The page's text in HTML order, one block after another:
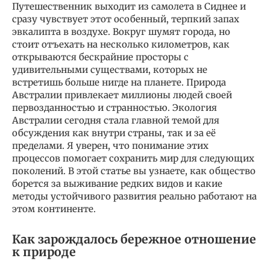
Путешественник выходит из самолета в Сиднее и
сразу чувствует этот особенный, терпкий запах
эвкалипта в воздухе. Вокруг шумят города, но
стоит отъехать на несколько километров, как
открываются бескрайние просторы с
удивительными существами, которых не
встретишь больше нигде на планете. Природа
Австралии привлекает миллионы людей своей
первозданностью и странностью. Экология
Австралии сегодня стала главной темой для
обсуждения как внутри страны, так и за её
пределами. Я уверен, что понимание этих
процессов помогает сохранить мир для следующих
поколений. В этой статье вы узнаете, как общество
борется за выживание редких видов и какие
методы устойчивого развития реально работают на
этом континенте.
Как зарождалось бережное отношение
к природе